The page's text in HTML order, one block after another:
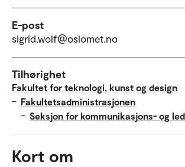
E-post
sigrid.wolf@oslomet.no
Tilhørighet
Fakultet for teknologi, kunst og design
– Fakultetsadministrasjonen
– Seksjon for kommunikasjons- og
Kort om